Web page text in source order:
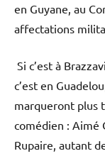
en Guyane, au
affectations
Si c’est à
c’est en
marqueront plus
comédien : Aimé
Rupaire, autant